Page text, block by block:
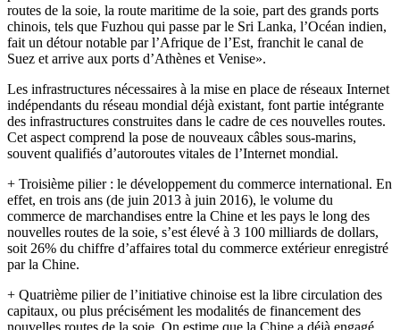
routes de la soie, la route maritime de la soie, part des grands ports
chinois, tels que Fuzhou qui passe par le Sri Lanka, l’Océan indien,
fait un détour notable par l’Afrique de l’Est, franchit le canal de
Suez et arrive aux ports d’Athènes et Venise».
Les infrastructures nécessaires à la mise en place de réseaux Internet
indépendants du réseau mondial déjà existant, font partie intégrante
des infrastructures construites dans le cadre de ces nouvelles routes.
Cet aspect comprend la pose de nouveaux câbles sous-marins,
souvent qualifiés d’autoroutes vitales de l’Internet mondial.
+ Troisième pilier : le développement du commerce international. En
effet, en trois ans (de juin 2013 à juin 2016), le volume du
commerce de marchandises entre la Chine et les pays le long des
nouvelles routes de la soie, s’est élevé à 3 100 milliards de dollars,
soit 26% du chiffre d’affaires total du commerce extérieur enregistré
par la Chine.
+ Quatrième pilier de l’initiative chinoise est la libre circulation des
capitaux, ou plus précisément les modalités de financement des
nouvelles routes de la soie. On estime que la Chine a déjà engagé